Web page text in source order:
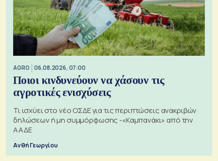
AGRO 06.08.2026, 07:00
Ποιοι κινδυνεύουν να χάσουν τις
αγροτικές ενισχύσεις
Τι ισχύει στο νέο ΟΣΔΕ για τις περιπτώσεις ανακριβών
δηλώσεων ή μη συμμόρφωσης -«Καμπανάκι» από την
ΑΑΔΕ
Ανθή Γεωργίου